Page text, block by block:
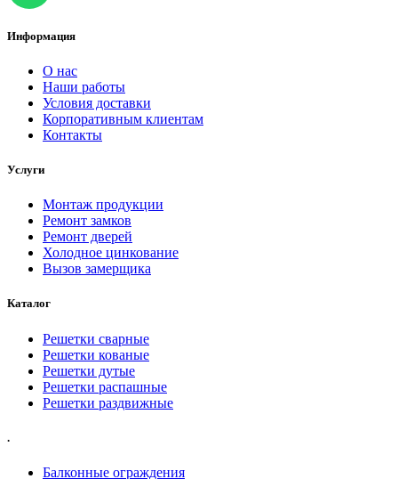
Информация
О нас
Наши работы
Условия доставки
Корпоративным клиентам
Контакты
Услуги
Монтаж продукции
Ремонт замков
Ремонт дверей
Холодное цинкование
Вызов замерщика
Каталог
Решетки сварные
Решетки кованые
Решетки дутые
Решетки распашные
Решетки раздвижные
.
Балконные ограждения